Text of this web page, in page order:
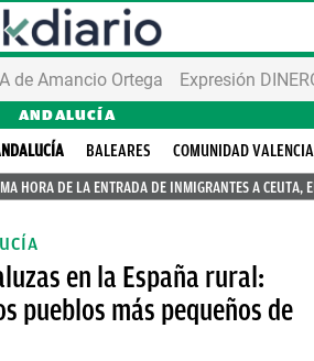
de Amancio Ortega Expresión
ANDALUCÍA
BALEARES
COMUNIDAD
HORA DE LA ENTRADA DE INMIGRANTES A CEUTA,
en la España rural:
pueblos más pequeños de